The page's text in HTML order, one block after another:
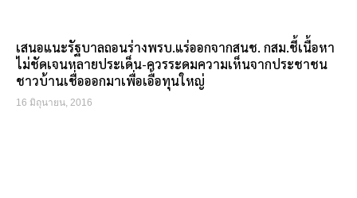
เสนอแนะรัฐบาลถอนร่างพรบ.แร่ออกจากสนช. กสม.ชี้เนื้อหา
ไม่ชัดเจนหลายประเด็น-ควรระดมความเห็นจากประชาชน
ชาวบ้านเชื่อออกมาเพื่อเอื้อทุนใหญ่
16 มิถุนายน, 2016